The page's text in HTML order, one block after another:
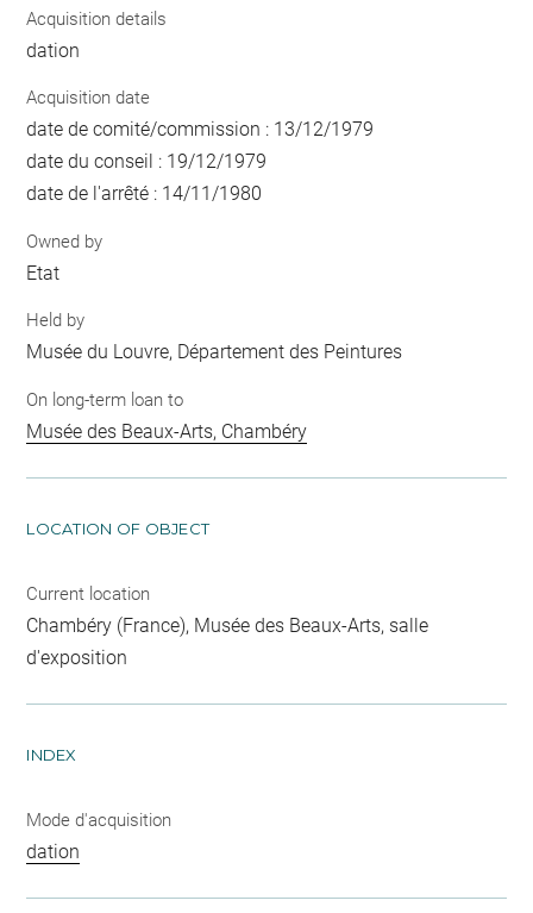
Acquisition details
dation
Acquisition date
date de comité/commission : 13/12/1979
date du conseil : 19/12/1979
date de l'arrêté : 14/11/1980
Owned by
Etat
Held by
Musée du Louvre, Département des Peintures
On long-term loan to
Musée des Beaux-Arts, Chambéry
LOCATION OF OBJECT
Current location
Chambéry (France), Musée des Beaux-Arts, salle
d'exposition
INDEX
Mode d'acquisition
dation